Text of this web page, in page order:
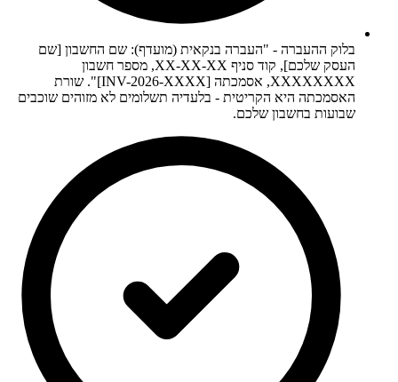
בלוק ההעברה - "העברה בנקאית (מועדף): שם החשבון [שם
העסק שלכם], קוד סניף XX-XX-XX, מספר חשבון
XXXXXXXX, אסמכתה [INV-2026-XXXX]". שורת
האסמכתה היא הקריטית - בלעדיה תשלומים לא מזוהים שוכבים
שבועות בחשבון שלכם.